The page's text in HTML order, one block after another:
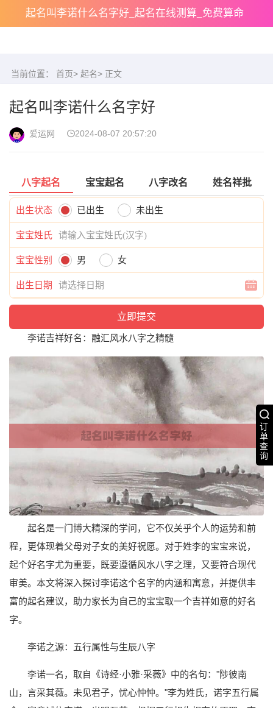
起名叫李诺什么名字好_起名在线测算_免费算命
订
单
查
询
当前位置： 首页> 起名> 正文
起名叫李诺什么名字好
爱运网 2024-08-07 20:57:20
八字起名 宝宝起名 八字改名 姓名祥批
出生状态 已出生 未出生
宝宝姓氏
宝宝性别 男 女
出生日期
李诺吉祥好名：融汇风水八字之精髓
起名是一门博大精深的学问，它不仅关乎个人的运势和前
程，更体现着父母对子女的美好祝愿。对于姓李的宝宝来说，
起个好名字尤为重要，既要遵循风水八字之理，又要符合现代
审美。本文将深入探讨李诺这个名字的内涵和寓意，并提供丰
富的起名建议，助力家长为自己的宝宝取一个吉祥如意的好名
字。
李诺之源：五行属性与生辰八字
李诺一名，取自《诗经·小雅·采薇》中的名句："陟彼南
山，言采其薇。未见君子，忧心忡忡。"李为姓氏，诺字五行属